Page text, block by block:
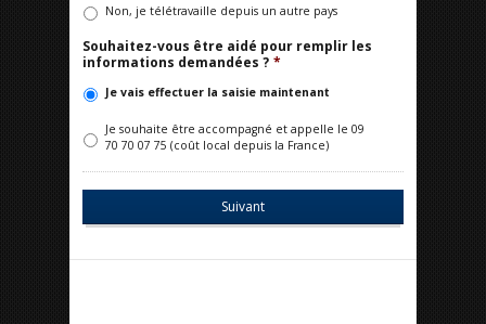
Non, je télétravaille depuis un autre pays
Souhaitez-vous être aidé pour remplir les
informations demandées ? *
Je vais effectuer la saisie maintenant
Je souhaite être accompagné et appelle le 09
70 70 07 75 (coût local depuis la France)